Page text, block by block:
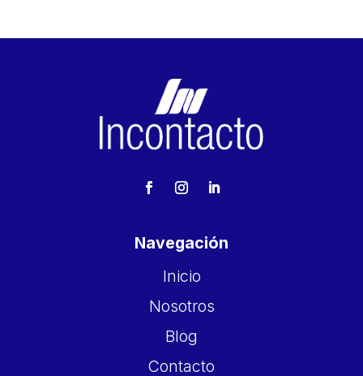
Navegación
Inicio
Nosotros
Blog
Contacto